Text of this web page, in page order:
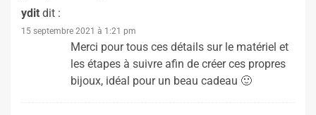
ydit dit :
15 septembre 2021 à 1:21 pm
Merci pour tous ces détails sur le matériel et
les étapes à suivre afin de créer ces propres
bijoux, idéal pour un beau cadeau 🙂